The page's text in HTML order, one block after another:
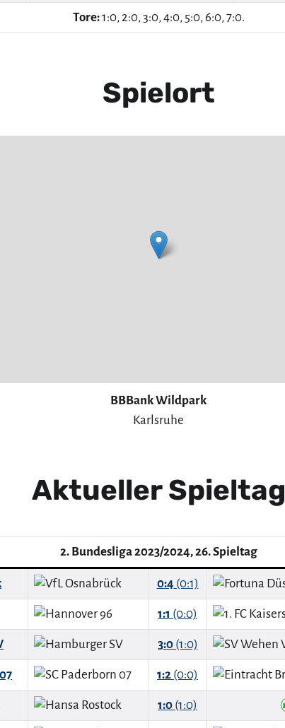
Tore:1:0, 2:0, 3:0, 4:0, 5:0, 6:0, 7:0.
Spielort
BBBank Wildpark
Karlsruhe
Aktueller Spieltag
2. Bundesliga 2023/2024, 26. Spieltag
0:4 (0:1)
1:1 (0:0)
3:0(1:0)
1:2 (0:0)
1:0 (1:0)